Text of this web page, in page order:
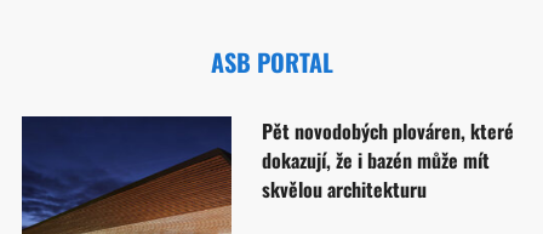
ASB PORTAL
Pět novodobých plováren, které
dokazují, že i bazén může mít
skvělou architekturu